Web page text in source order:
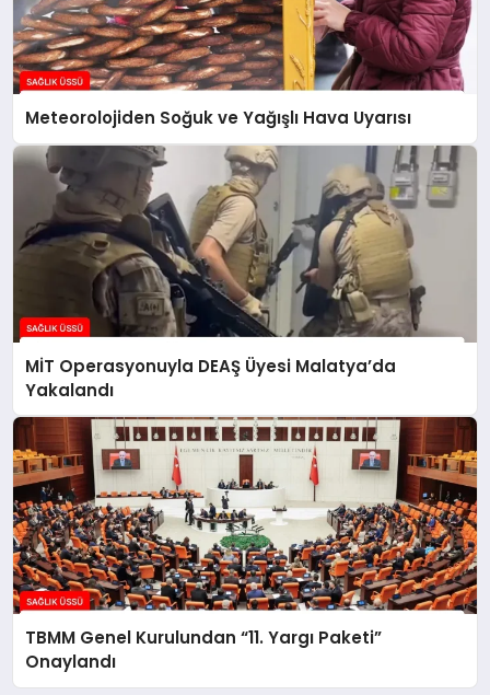
Meteorolojiden Soğuk ve Yağışlı Hava Uyarısı
MİT Operasyonuyla DEAŞ Üyesi Malatya’da
Yakalandı
TBMM Genel Kurulundan “11. Yargı Paketi”
Onaylandı